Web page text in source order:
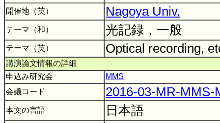
開催地（英） Nagoya Univ.
テーマ（和） 光記録，一般
テーマ（英） Optical recording,
講演論文情報の詳細
申込み研究会
MMS
会議コード
2016-03-MR-MMS-
本文の言語 日本語